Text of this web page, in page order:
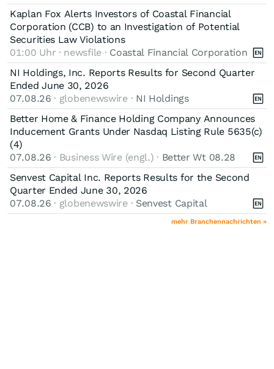
Kaplan Fox Alerts Investors of Coastal Financial
Corporation (CCB) to an Investigation of Potential
Securities Law Violations
01:00 Uhr · newsfile · Coastal Financial Corporation
NI Holdings, Inc. Reports Results for Second Quarter
Ended June 30, 2026
07.08.26 · globenewswire · NI Holdings
Better Home & Finance Holding Company Announces
Inducement Grants Under Nasdaq Listing Rule 5635(c)
(4)
07.08.26 · Business Wire (engl.) · Better Wt 08.28
Senvest Capital Inc. Reports Results for the Second
Quarter Ended June 30, 2026
07.08.26 · globenewswire · Senvest Capital
mehr Branchennachrichten »